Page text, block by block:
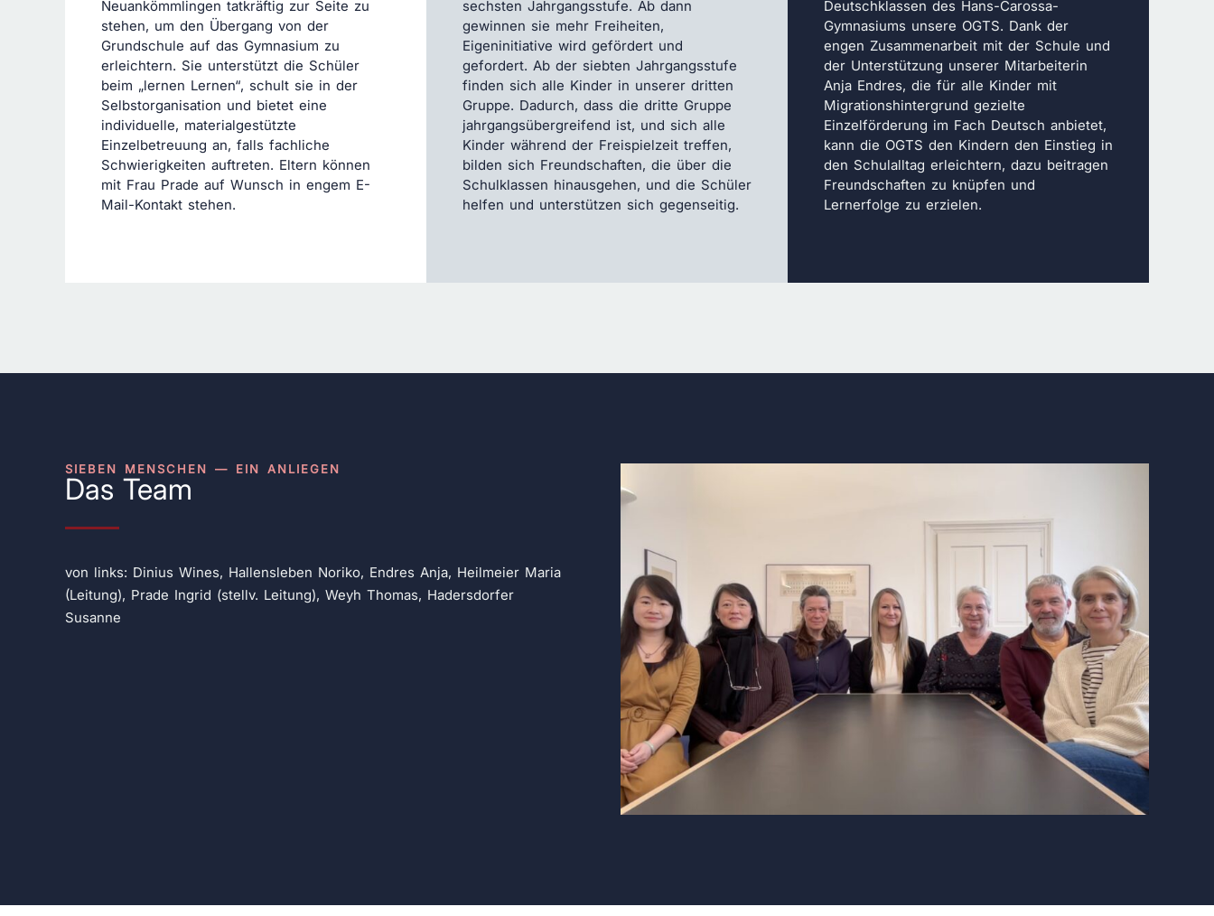
Neuankömmlingen tatkräftig zur Seite zu
stehen, um den Übergang von der
Grundschule auf das Gymnasium zu
erleichtern. Sie unterstützt die Schüler
beim „lernen Lernen“, schult sie in der
Selbstorganisation und bietet eine
individuelle, materialgestützte
Einzelbetreuung an, falls fachliche
Schwierigkeiten auftreten. Eltern können
mit Frau Prade auf Wunsch in engem E-
Mail-Kontakt stehen.
sechsten Jahrgangsstufe. Ab dann
gewinnen sie mehr Freiheiten,
Eigeninitiative wird gefördert und
gefordert. Ab der siebten Jahrgangsstufe
finden sich alle Kinder in unserer dritten
Gruppe. Dadurch, dass die dritte Gruppe
jahrgangsübergreifend ist, und sich alle
Kinder während der Freispielzeit treffen,
bilden sich Freundschaften, die über die
Schulklassen hinausgehen, und die Schüler
helfen und unterstützen sich gegenseitig.
Deutschklassen des Hans-Carossa-
Gymnasiums unsere OGTS. Dank der
engen Zusammenarbeit mit der Schule und
der Unterstützung unserer Mitarbeiterin
Anja Endres, die für alle Kinder mit
Migrationshintergrund gezielte
Einzelförderung im Fach Deutsch anbietet,
kann die OGTS den Kindern den Einstieg in
den Schulalltag erleichtern, dazu beitragen
Freundschaften zu knüpfen und
Lernerfolge zu erzielen.
SIEBEN MENSCHEN — EIN ANLIEGEN
Das Team
von links: Dinius Wines, Hallensleben Noriko, Endres Anja, Heilmeier Maria
(Leitung), Prade Ingrid (stellv. Leitung), Weyh Thomas, Hadersdorfer
Susanne